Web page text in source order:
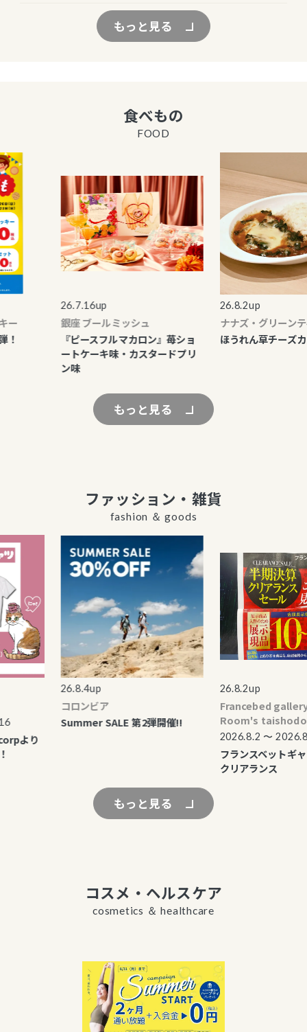
もっと見る
食べもの
FOOD
26.7.16up
銀座 ブールミッシュ
『ピースフルマカロン』苺ショ
ートケーキ味・カスタードプリ
ン味
26.8.2up
ナナズ・グリーンティ
ほうれん草チーズカレ
もっと見る
ファッション・雑貨
fashion ＆ goods
より
26.8.4up
コロンビア
Summer SALE 第2弾開催!!
26.8.2up
Francebed gallery by
Room's taishodo
2026.8.2 〜 2026.8.31
フランスベットギャラ
クリアランス
もっと見る
コスメ・ヘルスケア
cosmetics ＆ healthcare